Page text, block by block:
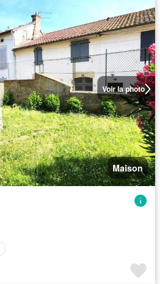
Voir la photo
Maison